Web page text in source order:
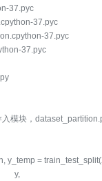
37.pyc
37.pyc
37.pyc
37.pyc
模块，
y_temp =